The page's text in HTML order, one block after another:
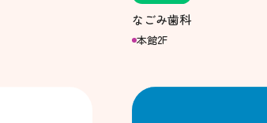
なごみ歯科
本館2F